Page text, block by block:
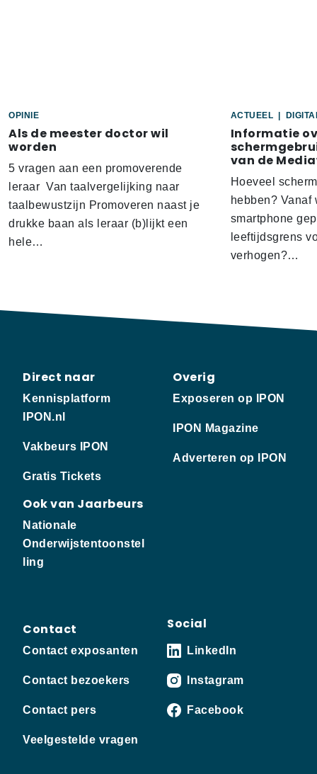
OPINIE
Als de meester doctor wil
worden
5 vragen aan een promoverende
leraar Van taalvergelijking naar
taalbewustzijn Promoveren naast je
drukke baan als leraar (b)lijkt een
hele…
ACTUEEL
Informatie
van de
Hoeveel
hebben?
smartphone
leeftijdsgrens
verhogen?…
Direct naar
Kennisplatform
IPON.nl
Vakbeurs IPON
Gratis Tickets
Ook van Jaarbeurs
Nationale
Onderwijstentoonstel
ling
Overig
Exposeren op IPON
IPON Magazine
Adverteren op IPON
Contact
Contact exposanten
Contact bezoekers
Contact pers
Veelgestelde vragen
Social
LinkedIn
Instagram
Facebook